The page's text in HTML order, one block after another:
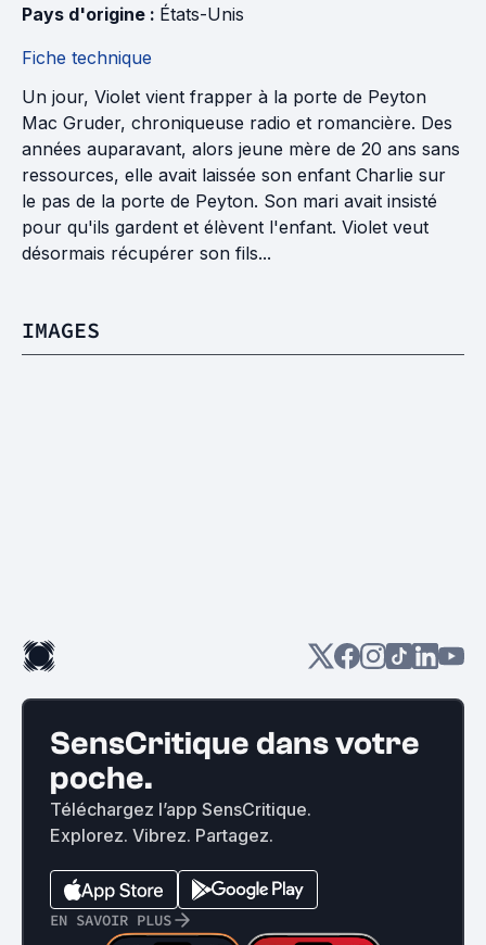
Pays d'origine : États-Unis
Fiche technique
Un jour, Violet vient frapper à la porte de Peyton
Mac Gruder, chroniqueuse radio et romancière. Des
années auparavant, alors jeune mère de 20 ans sans
ressources, elle avait laissée son enfant Charlie sur
le pas de la porte de Peyton. Son mari avait insisté
pour qu'ils gardent et élèvent l'enfant. Violet veut
désormais récupérer son fils...
IMAGES
SensCritique dans votre
poche.
Téléchargez l’app SensCritique.
Explorez. Vibrez. Partagez.
EN SAVOIR PLUS